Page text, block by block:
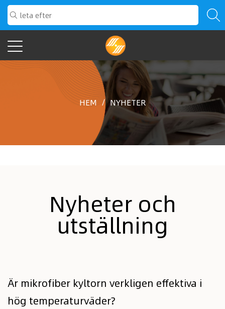
HEM / NYHETER
Nyheter och
utställning
Är mikrofiber kyltorn verkligen effektiva i
hög temperaturväder?